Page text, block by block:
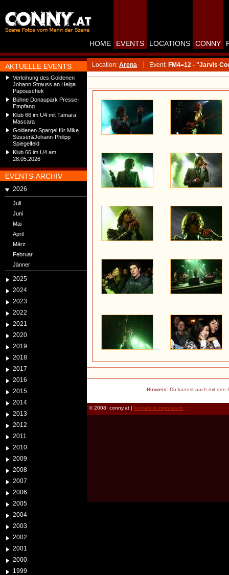
AKTUELLE EVENTS
Verleihung des Goldenen
Johann Strauss an Helga
Papouschek
Bühne Donaupark Presse-
Empfang
Klub 66 im U4 mit Tamara
Mascara
Goldenen Spargel für Mike
Süsser&Johann-Philipp
Spiegelfeld
Klub 66 im U4 am
28.05.2026
EVENTS-ARCHIV
2026
Juli
Juni
Mai
April
März
Februar
Jänner
2025
2024
2023
2022
2021
2020
2019
2018
2017
2016
2015
2014
2013
2012
2011
2010
2009
2008
2007
2006
2005
2004
2003
2002
2001
2000
1999
HOME EVENTS LOCATIONS CONNY
Location: Arena Event: FM4=12 - "Jarvis
Hinweis:Du kannst auch mit den
© 2008: conny.at | kontakt & impressum